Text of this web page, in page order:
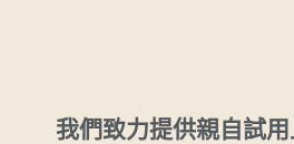
我們致力提供親自試